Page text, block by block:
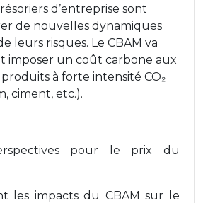
d’entreprise sont
de nouvelles dynamiques
leurs risques. Le CBAM va
imposer un coût carbone aux
à forte intensité CO₂
ciment, etc.).
pour le prix du
les impacts du CBAM sur le